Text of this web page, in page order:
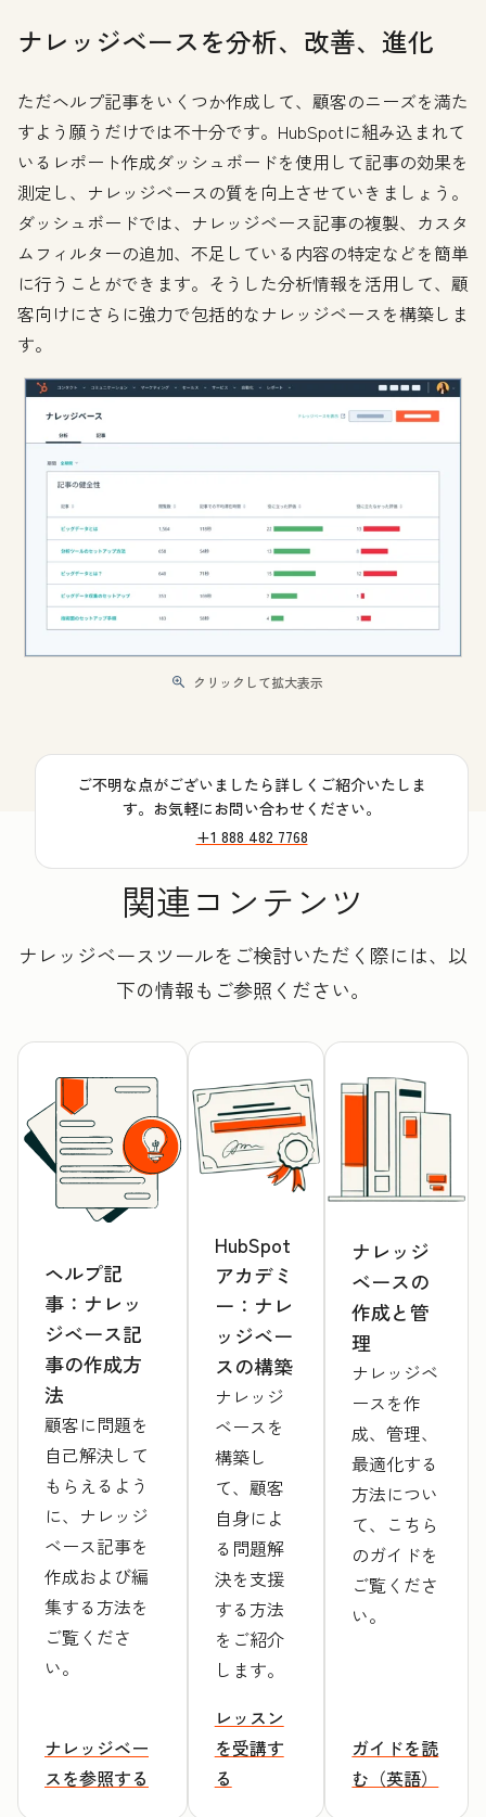
ナレッジベースを分析、改善、進化
ただヘルプ記事をいくつか作成して、顧客のニーズを満た
すよう願うだけでは不十分です。HubSpotに組み込まれて
いるレポート作成ダッシュボードを使用して記事の効果を
測定し、ナレッジベースの質を向上させていきましょう。
ダッシュボードでは、ナレッジベース記事の複製、カスタ
ムフィルターの追加、不足している内容の特定などを簡単
に行うことができます。そうした分析情報を活用して、顧
客向けにさらに強力で包括的なナレッジベースを構築しま
す。
クリックして拡大表示
ご不明な点がございましたら詳しくご紹介いたしま
す。お気軽にお問い合わせください。
+1 888 482 7768
関連コンテンツ
ナレッジベースツールをご検討いただく際には、以
下の情報もご参照ください。
ヘルプ記
事：ナレッ
ジベース記
事の作成方
法
顧客に問題を
自己解決して
もらえるよう
に、ナレッジ
ベース記事を
作成および編
集する方法を
ご覧くださ
い。
ナレッジベー
スを参照する
HubSpot
アカデミ
ー：ナレ
ッジベー
スの構築
ナレッジ
ベースを
構築し
て、顧客
自身によ
る問題解
決を支援
する方法
をご紹介
します。
レッスン
を受講す
る
ナレッジ
ベースの
作成と管
理
ナレッジベ
ースを作
成、管理、
最適化する
方法につい
て、こちら
のガイドを
ご覧くださ
い。
ガイドを読
む（英語）